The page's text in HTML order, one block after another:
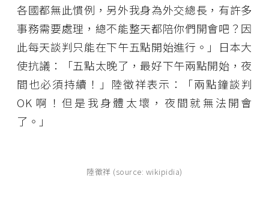
各國都無此慣例，另外我身為外交總長，有許多
事務需要處理，總不能整天都陪你們開會吧？因
此每天談判只能在下午五點開始進行。」日本大
使抗議：「五點太晚了，最好下午兩點開始，夜
間也必須持續！」陸徵祥表示：「兩點鐘談判
OK 啊！但是我身體太壞，夜間就無法開會
了。」
陸徵祥 (source: wikipidia)